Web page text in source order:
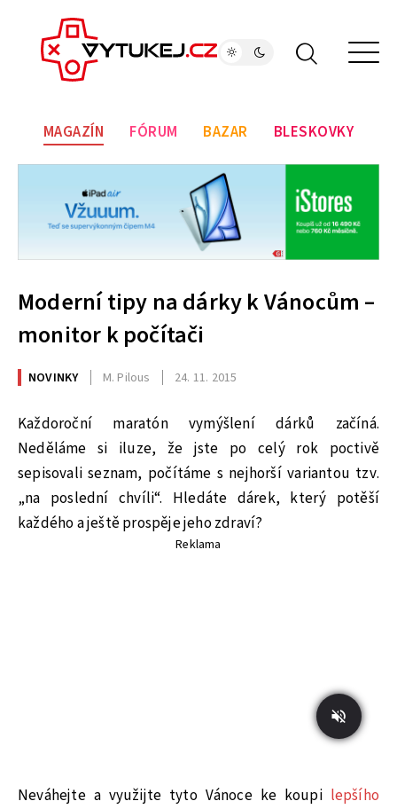
MAGAZÍN FÓRUM BAZAR BLESKOVKY
Moderní tipy na dárky k Vánocům –
monitor k počítači
NOVINKY M. Pilous 24. 11. 2015
Každoroční maratón vymýšlení dárků začíná.
Neděláme si iluze, že jste po celý rok poctivě
sepisovali seznam, počítáme s nejhorší variantou tzv.
„na poslední chvíli“. Hledáte dárek, který potěší
každého a ještě prospěje jeho zdraví?
Reklama
Neváhejte a využijte tyto Vánoce ke koupi lepšího